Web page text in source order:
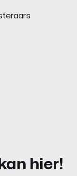
hier!